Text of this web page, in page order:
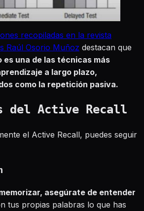
recopiladas en la revista
Raúl Osorio Muñoz destacan que
es una de las técnicas más
a largo plazo,
como la repetición pasiva.
del Active Recall
el Active Recall, puedes seguir
asegúrate de entender
tus propias palabras lo que has